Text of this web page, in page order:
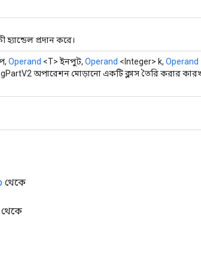
প্রদান করে।
Operand <T> ইনপুট, Operand <Integer> k, Operand
অপারেশন মোড়ানো একটি ক্লাস তৈরি করার
থেকে
থেকে